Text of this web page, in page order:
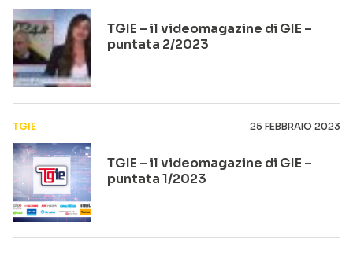
TGIE – il videomagazine di GIE –
puntata 2/2023
TGIE 25 FEBBRAIO 2023
TGIE – il videomagazine di GIE –
puntata 1/2023